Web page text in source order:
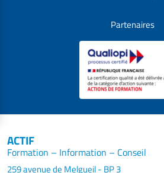
Partenaires
ACTIF
Formation – Information – Conseil
259 avenue de Melgueil - BP 3